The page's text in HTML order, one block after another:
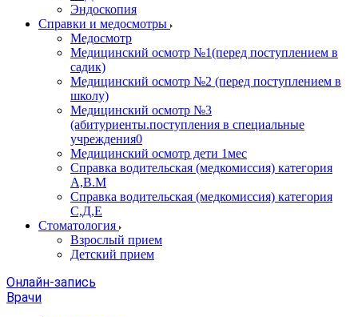
Эндоскопия
Справки и медосмотры
Медосмотр
Медицинский осмотр №1(перед поступлением в
садик)
Медицинский осмотр №2 (перед поступлением в
школу)
Медицинский осмотр №3
(абитуриенты.поступления в специальные
учреждения0
Медицинский осмотр дети 1мес
Справка водительская (медкомиссия) категория
А,В.М
Справка водительская (медкомиссия) категория
С,Д,Е
Стоматология
Взрослый прием
Детский прием
Онлайн-запись
Врачи